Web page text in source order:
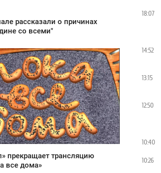
рассказали о причинах
со всеми"
прекращает трансляцию
все дома»
18:07
14:52
13:15
12:50
10:40
10:26